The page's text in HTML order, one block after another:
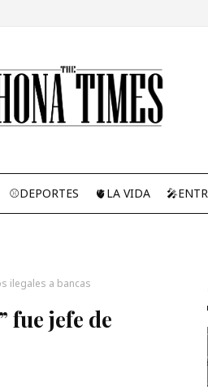
⚾DEPORTES 🫀LA VIDA
ilegales a bancas
fue jefe de